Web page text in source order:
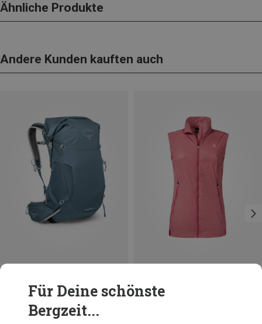
Ähnliche Produkte
Andere Kunden kauften auch
Du sparst 14%
Für Deine schönste
Bergzeit...